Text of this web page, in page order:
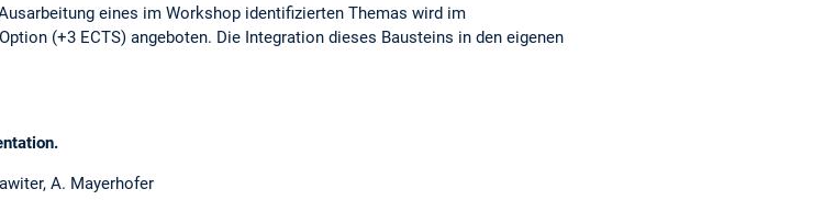
eines im Workshop identifizierten Themas wird im
(+3 ECTS) angeboten. Die Integration dieses Bausteins in den eigenen
A. Mayerhofer